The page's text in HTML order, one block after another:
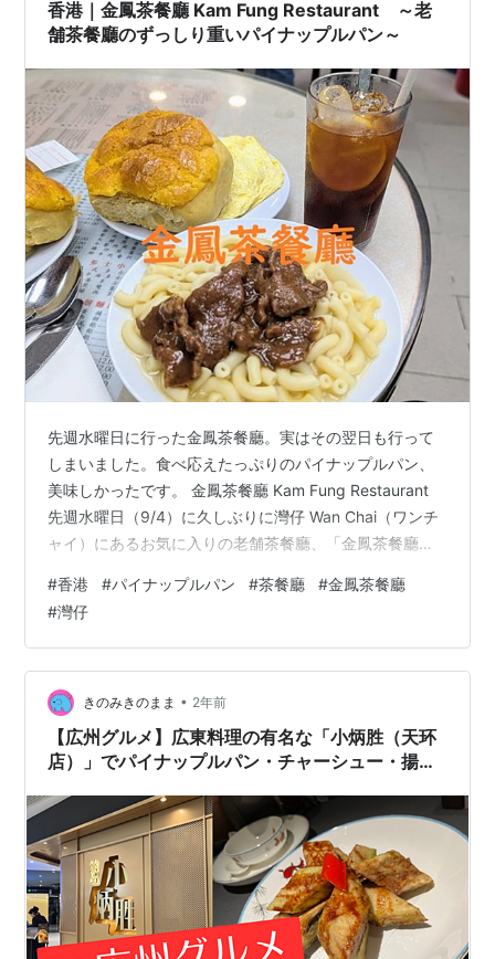
香港｜金鳳茶餐廳 Kam Fung Restaurant ～老
舗茶餐廳のずっしり重いパイナップルパン～
先週水曜日に行った金鳳茶餐廳。実はその翌日も行って
しまいました。食べ応えたっぷりのパイナップルパン、
美味しかったです。 金鳳茶餐廳 Kam Fung Restaurant
先週水曜日（9/4）に久しぶりに灣仔 Wan Chai（ワンチ
ャイ）にあるお気に入りの老舗茶餐廳、「金鳳茶餐廳
ン、カムフォン・レストラン）」に行ったと書いたので
す☟が、その時に近くにいた人たちが食べていた特價午餐
と言うランチセットがおいしそうで、友達と「今日はあ
んまりお腹が空いていないから無理だけど、今度はあの
セットを頼みたいねー」なんて話していました。 …
#香港 #パイナップルパン #茶餐廳 #金鳳茶餐廳
#灣仔
きのみきのまま • 2年前
【広州グルメ】広東料理の有名な「小炳胜（天环
店）」でパイナップルパン・チャーシュー・揚げ